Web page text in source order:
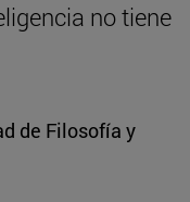
no tiene
de Filosofía y